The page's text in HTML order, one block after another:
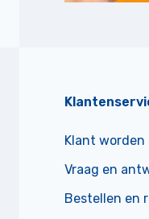
Klant worden
Vraag en
Bestellen en